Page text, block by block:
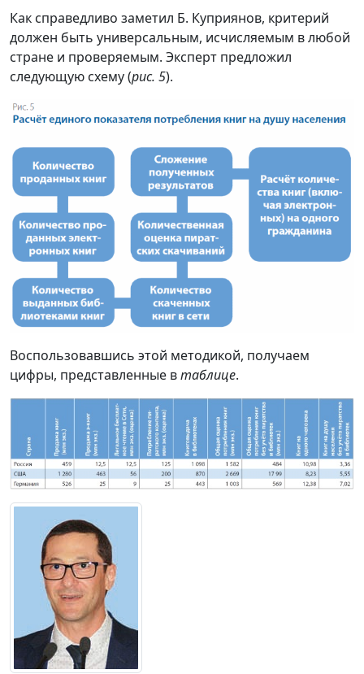
Как справедливо заметил Б. Куприянов, критерий
должен быть универсальным, исчисляемым в любой
стране и проверяемым. Эксперт предложил
следующую схему (рис. 5).
Воспользовавшись этой методикой, получаем
цифры, представленные втаблице.